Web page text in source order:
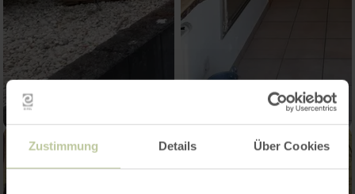
Zustimmung Details Über Cookies